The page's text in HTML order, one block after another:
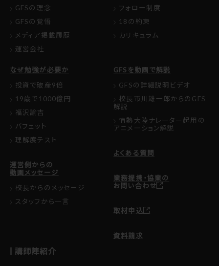
GFSの理念
GFSの覚悟
メディア掲載履歴
運営会社
フォロー制度
18の約束
カリキュラム
なぜ勉強が必要か
投資で破産9倍
19歳で1000億円
福沢諭吉
バフェット
理解度テスト
運営側からの
動画メッセージ
校長からのメッセージ
スタッフから一言
GFSを動画で解説
GFSの詳細説明ビデオ
校長市川雄一郎からのGFS
解説
情熱大陸ナレーター起用の
アニメーション解説
よくある質問
業務提携・協業の
お問い合わせ
取材申込
資料請求
講師陣紹介